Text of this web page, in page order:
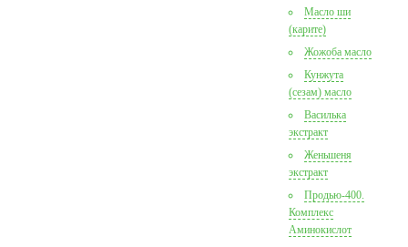
Масло ши
(карите)
Жожоба масло
Кунжута
(сезам) масло
Василька
экстракт
Женьшеня
экстракт
Продью-400.
Комплекс
Аминокислот